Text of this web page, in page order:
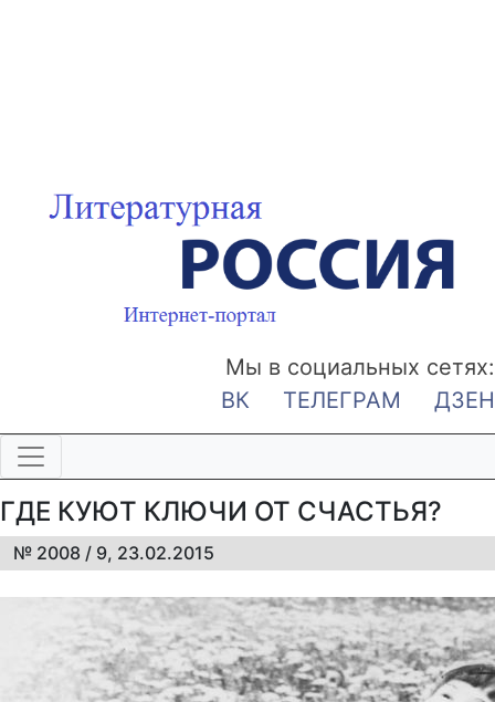
Мы в социальных сетях:
ВК
ТЕЛЕГРАМ ДЗЕН
ГДЕ КУЮТ КЛЮЧИ ОТ СЧАСТЬЯ?
№ 2008 / 9, 23.02.2015